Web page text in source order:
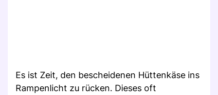
Es ist Zeit, den bescheidenen Hüttenkäse ins
Rampenlicht zu rücken. Dieses oft